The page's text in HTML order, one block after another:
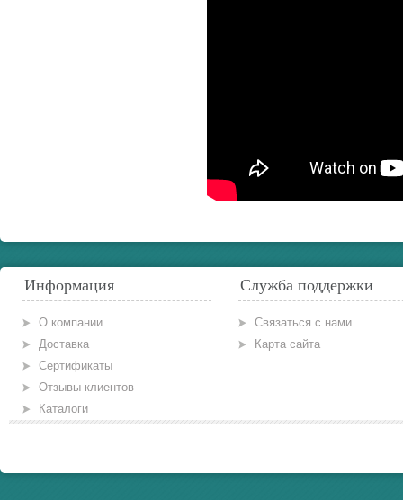
Информация
О компании
Доставка
Сертификаты
Отзывы клиентов
Каталоги
Служба поддержки
Связаться с нами
Карта сайта